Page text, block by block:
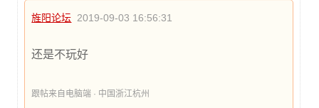
旌阳论坛 2019-09-03 16:56:31
还是不玩好
跟帖来自电脑端 · 中国浙江杭州